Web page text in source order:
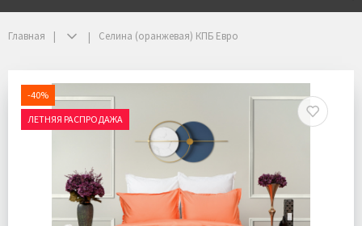
Главная Селина (оранжевая) КПБ Евро
-40%
ЛЕТНЯЯ РАСПРОДАЖА